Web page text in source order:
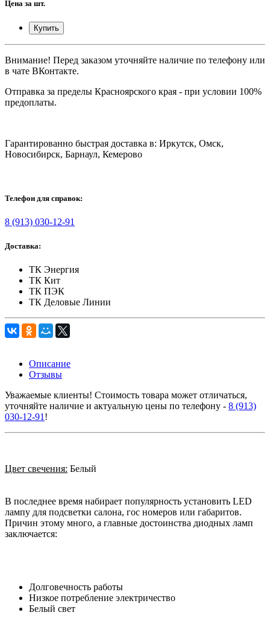
Цена за шт.
Купить
Внимание! Перед заказом уточняйте наличие по телефону или
в чате ВКонтакте.
Отправка за пределы Красноярского края - при условии 100%
предоплаты.
Гарантированно быстрая доставка в: Иркутск, Омск,
Новосибирск, Барнаул, Кемерово
Телефон для справок:
8 (913) 030-12-91
Доставка:
ТК Энергия
ТК Кит
ТК ПЭК
ТК Деловые Линии
Описание
Отзывы
Уважаемые клиенты! Стоимость товара может отличаться,
уточняйте наличие и актуальную цены по телефону - 8 (913)
030-12-91 !
Цвет свечения: Белый
В последнее время набирает популярность установить LED
лампу для подсветки салона, гос номеров или габаритов.
Причин этому много, а главные достоинства диодных ламп
заключается:
Долговечность работы
Низкое потребление электричество
Белый свет